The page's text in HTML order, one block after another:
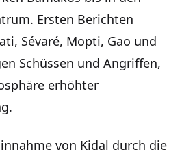
Ersten Berichten
Sévaré, Mopti, Gao und
Schüssen und Angriffen,
erhöhter
von Kidal durch die